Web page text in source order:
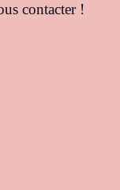
contacter !
votre application